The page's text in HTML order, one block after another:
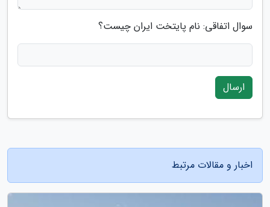
سوال اتفاقی: نام پایتخت ایران چیست؟
ارسال
اخبار و مقالات مرتبط